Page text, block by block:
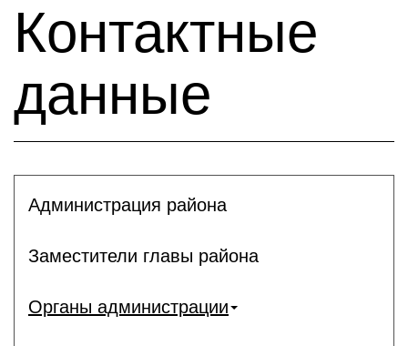
Контактные
данные
Администрация района
Заместители главы района
Органы администрации